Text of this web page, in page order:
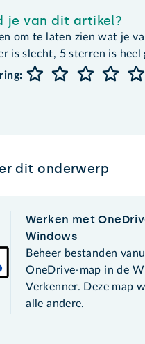
je van dit artikel?
om te laten zien wat je
is slecht, 5 sterren is heel
dit onderwerp
Werken met
Windows
Beheer bestanden
OneDrive-map in de
Verkenner. Deze map
alle andere.